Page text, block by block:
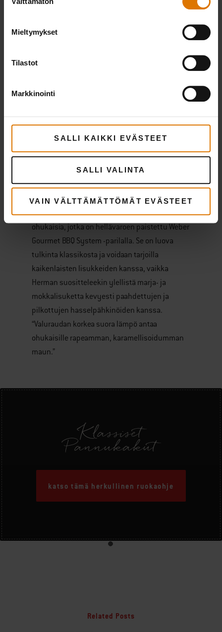
valinta
Mieltymykset
Tilastot
Markkinointi
SALLI KAIKKI EVÄSTEET
SALLI VALINTA
VAIN VÄLTTÄMÄTTÖMÄT EVÄSTEET
Suunniteltu Gourmet BBQ System -
grilliritilöille
€ 64,99
LEARN MORE
Herman rakastaa erityisesti liekitettyjä
ohukaisia, jotka on hellävaroen paistettu Weber
Gourmet BBQ System -parilalla. Se on luova
tulkinta klassikosta ja voidaan tarjoilla
kaikenlaisten lisukkeiden kanssa, vaikka
Herman suositteleekin ylellistä marja- ja
mokkalisuketta kevyesti paahdettujen ja
pilkottujen hasselpähkinöiden kanssa.
“Valuraudan korkea suora lämpö antaa
ohukaisille rapeamman, karamellisoidumman
maun.”
Klassiset
Pannukakut
katso tämä herkullinen ruokaohje
Related Posts